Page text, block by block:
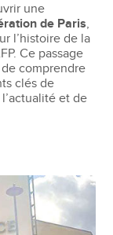
une
de Paris,
l’histoire de la
Ce passage
comprendre
clés de
et de